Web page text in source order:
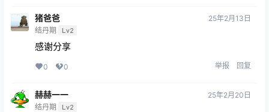
猪爸爸
结丹期 Lv2
25年2月13日
感谢分享
0 0 举报 回复
赫赫一一
结丹期 Lv2
25年2月20日